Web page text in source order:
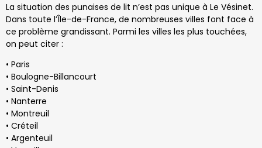
La situation des punaises de lit n’est pas unique à Le Vésinet.
Dans toute l’Île-de-France, de nombreuses villes font face à
ce problème grandissant. Parmi les villes les plus touchées,
on peut citer :
• Paris
• Boulogne-Billancourt
• Saint-Denis
• Nanterre
• Montreuil
• Créteil
• Argenteuil